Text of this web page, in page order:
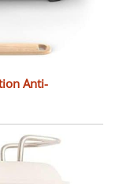
Anti-